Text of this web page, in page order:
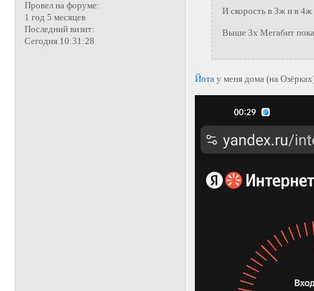
Провел на форуме:
1 год 5 месяцев
Последний визит:
Сегодня 10:31:28
И скорость в 3ж и в
Выше 3х Мегабит пока
Йота у меня дома (на